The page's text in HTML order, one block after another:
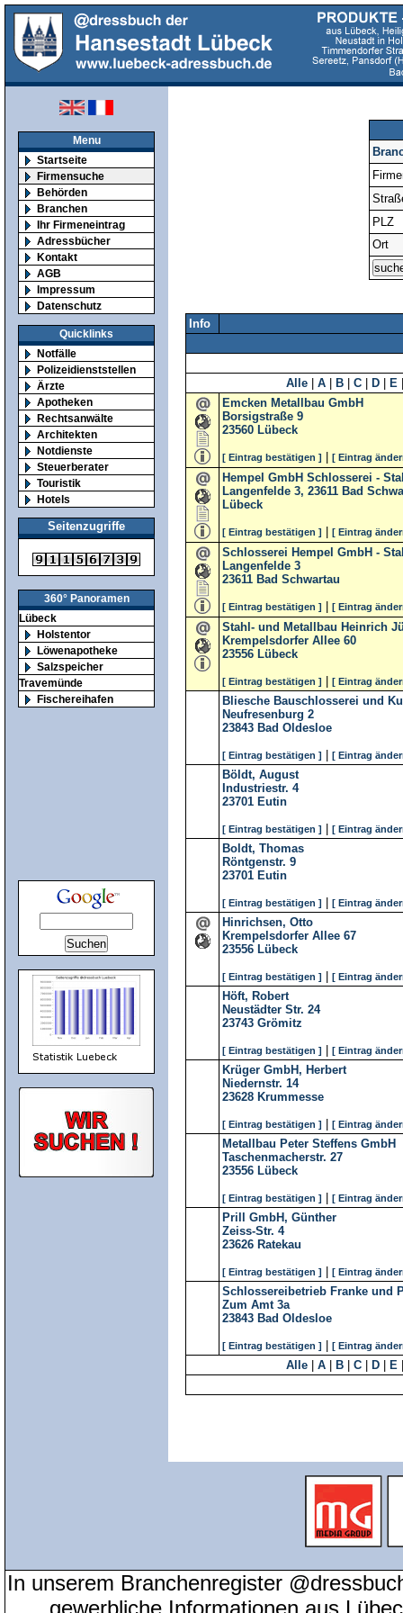
Menu
Startseite
Firmensuche
Behörden
Branchen
Ihr Firmeneintrag
Adressbücher
Kontakt
AGB
Impressum
Datenschutz
Quicklinks
Notfälle
Polizeidienststellen
Ärzte
Apotheken
Rechtsanwälte
Architekten
Notdienste
Steuerberater
Touristik
Hotels
Seitenzugriffe
360° Panoramen
Lübeck
Holstentor
Löwenapotheke
Salzspeicher
Travemünde
Fischereihafen
PLZ
Ort
Info
Alle A B C D E
Emcken Metallbau GmbH
Borsigstraße 9
23560 Lübeck
[ Eintrag bestätigen ] [ Eintrag
Hempel GmbH Schlosserei -
Langenfelde 3, 23611 Bad
Lübeck
[ Eintrag bestätigen ] [ Eintrag
Schlosserei Hempel GmbH -
Langenfelde 3
23611 Bad Schwartau
[ Eintrag bestätigen ] [ Eintrag
Stahl- und Metallbau Heinrich
Krempelsdorfer Allee 60
23556 Lübeck
[ Eintrag bestätigen ] [ Eintrag
Bliesche Bauschlosserei und
Neufresenburg 2
23843 Bad Oldesloe
[ Eintrag bestätigen ] [ Eintrag
Böldt, August
Industriestr. 4
23701 Eutin
[ Eintrag bestätigen ] [ Eintrag
Boldt, Thomas
Röntgenstr. 9
23701 Eutin
[ Eintrag bestätigen ] [ Eintrag
Hinrichsen, Otto
Krempelsdorfer Allee 67
23556 Lübeck
[ Eintrag bestätigen ] [ Eintrag
Höft, Robert
Neustädter Str. 24
23743 Grömitz
[ Eintrag bestätigen ] [ Eintrag
Krüger GmbH, Herbert
Niedernstr. 14
23628 Krummesse
[ Eintrag bestätigen ] [ Eintrag
Metallbau Peter Steffens GmbH
Taschenmacherstr. 27
23556 Lübeck
[ Eintrag bestätigen ] [ Eintrag
Prill GmbH, Günther
Zeiss-Str. 4
23626 Ratekau
[ Eintrag bestätigen ] [ Eintrag
Schlossereibetrieb Franke und
Zum Amt 3a
23843 Bad Oldesloe
[ Eintrag bestätigen ] [ Eintrag
Alle A B C D E
In unserem Branchenregister
gewerbliche Informationen aus